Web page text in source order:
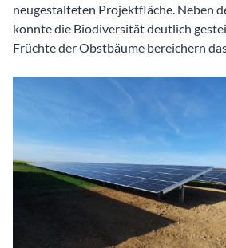
neugestalteten Projektfläche. Neben
konnte die Biodiversität deutlich
Früchte der Obstbäume bereichern